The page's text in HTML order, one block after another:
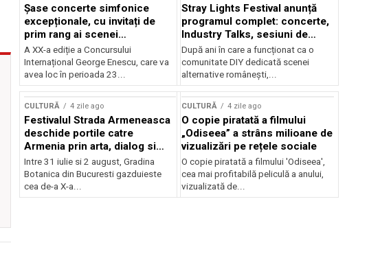
Șase concerte simfonice
excepționale, cu invitați de
prim rang ai scenei
internaționale și ansambluri
orchestrale românești de
prestigiu, în programul
Concursului Enescu 2026
A XX-a ediție a Concursului
Internațional George Enescu, care va
avea loc în perioada 23...
Stray Lights Festival anunță
programul complet: concerte,
Industry Talks, sesiuni de
audiție și noi opțiuni de
participare pentru public
După ani în care a funcționat ca o
comunitate DIY dedicată scenei
alternative românești,...
CULTURĂ 4 zile ago
Festivalul Strada Armeneasca
deschide portile catre
Armenia prin arta, dialog si
patrimoniu, intre 31 iulie si 2
august, la Gradina Botanica din
Bucuresti
Intre 31 iulie si 2 august, Gradina
Botanica din Bucuresti gazduieste
cea de-a X-a...
CULTURĂ 4 zile ago
O copie piratată a filmului
„Odiseea” a strâns milioane de
vizualizări pe rețele sociale
O copie piratată a filmului 'Odiseea',
cea mai profitabilă peliculă a anului,
vizualizată de...